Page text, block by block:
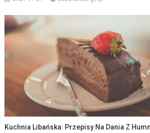
Kuchnia Libańska: Przepisy Na Dania Z